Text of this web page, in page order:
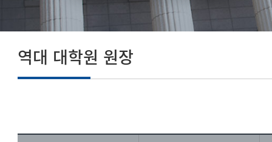
역대 대학원 원장